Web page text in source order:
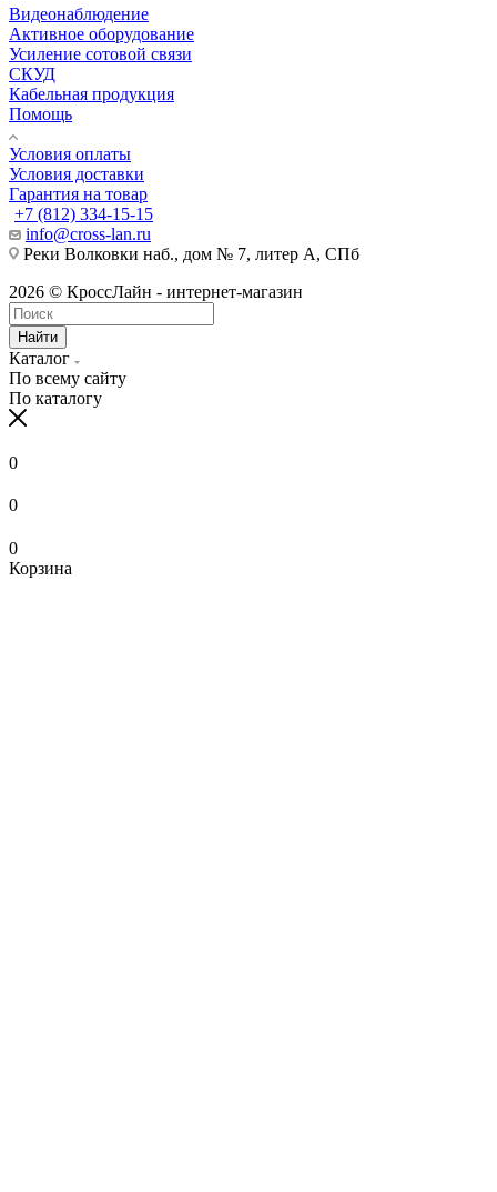
Видеонаблюдение
Активное оборудование
Усиление сотовой связи
СКУД
Кабельная продукция
Помощь
Условия оплаты
Условия доставки
Гарантия на товар
+7 (812) 334-15-15
info@cross-lan.ru
Реки Волковки наб., дом № 7, литер А, СПб
2026 © КроссЛайн - интернет-магазин
Найти
Каталог
По всему сайту
По каталогу
0
0
0
Корзина